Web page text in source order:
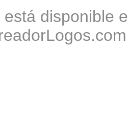
está disponible